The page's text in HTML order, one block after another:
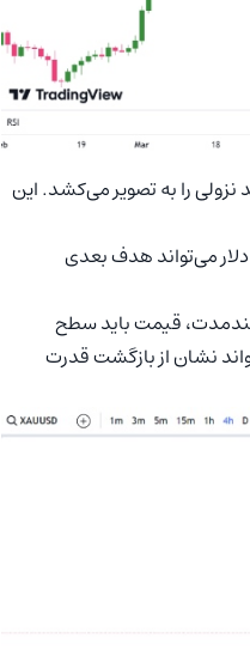
۴ ساعته این فلز گران‌بها روند نزولی را به تصویر می‌کشد. این
در صورت ادامه روند نزولی در تایم‌فریم ۴ ساعته، سطح مقاومتی کلیدی ۲۲۹۳ دلار می‌تواند هدف بعدی
صعودی بلندمدت، قیمت باید سطح
می‌تواند نشان از بازگشت قدرت